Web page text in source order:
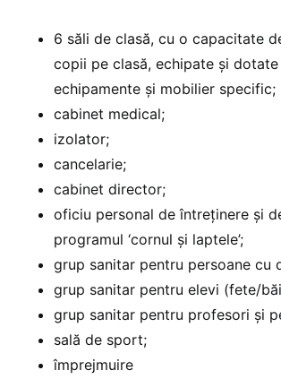
6 săli de clasă, cu o capacitate
copii pe clasă, echipate şi dotate
echipamente şi mobilier specific;
cabinet medical;
izolator;
cancelarie;
cabinet director;
oficiu personal de întreţinere şi
programul ‘cornul şi laptele’;
grup sanitar pentru persoane cu
grup sanitar pentru elevi (fete/
grup sanitar pentru profesori şi
sală de sport;
împrejmuire